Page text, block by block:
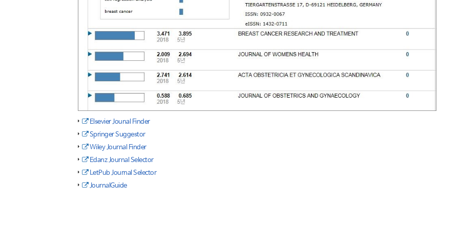
Elsevier Jounal Finder
Springer Suggestor
Wiley Journal Finder
Edanz Journal Selector
LetPub Journal Selector
JournalGuide